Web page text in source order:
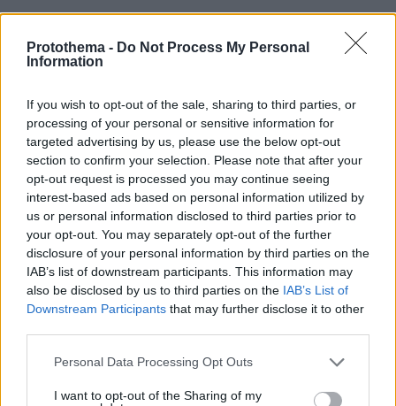
Protothema - Do Not Process My Personal
Information
If you wish to opt-out of the sale, sharing to third parties, or
processing of your personal or sensitive information for
targeted advertising by us, please use the below opt-out
section to confirm your selection. Please note that after your
opt-out request is processed you may continue seeing
interest-based ads based on personal information utilized by
us or personal information disclosed to third parties prior to
your opt-out. You may separately opt-out of the further
disclosure of your personal information by third parties on the
IAB’s list of downstream participants. This information may
also be disclosed by us to third parties on the IAB’s List of
Downstream Participants that may further disclose it to other
Please note that this website/app uses one or more Google
not limited to your visit or usage behaviour. You may click to
Personal Data Processing Opt Outs
I want to opt-out of the Sharing of my
Ο σουλτάνος στο μεταξύ κατάλαβε ότι ήταν
λάθος του να στείλει τον Κεμάλ στην Ανατολία,
δυσαρεστούνταν και θα επισπευδόταν η
διάλυση της Οθωμανικής Αυτοκρατορίας. Γι’
αυτό τον ανακάλεσε τηλεγραφικά στην
Κωνσταντινούπολη. Ο Κεμάλ πήγε στο
τηλεγραφείο του Ερζερούμκαι έστειλε ένα
επείγον τηλεγράφημα στον σουλτάνο, με το
οποίο ζητούσε να παραμείνει στην Ανατολία
και να ηγηθεί της αντίστασης. Ολη τη νύχτα
περίμενε την απάντηση. Αυτή ήρθε στις 6.00
π.μ. και ήταν λιτή αλλά σαφής: «Η Μεγαλειότης
του σας διατάσσει να επιστρέψετε αμέσως εις
την Κωνσταντινούπολιν».
Ο Κεμάλ δεν υπάκουσε και απάντησε ότι θα